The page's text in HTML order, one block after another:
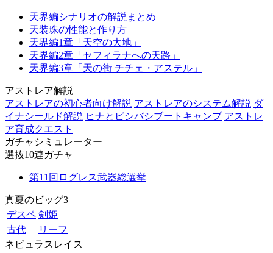
天界編シナリオの解説まとめ
天装珠の性能と作り方
天界編1章「天空の大地」
天界編2章「セフィラナへの天路」
天界編3章「天の街 チチェ・アステル」
アストレア解説
アストレアの初心者向け解説 アストレアのシステム解説 ダ
イナシールド解説 ヒナとビシバシブートキャンプ アストレ
ア育成クエスト
ガチャシミュレーター
選抜10連ガチャ
第11回ログレス武器総選挙
真夏のビッグ3
デスペ 剣姫
古代
リーフ
ネビュラスレイス